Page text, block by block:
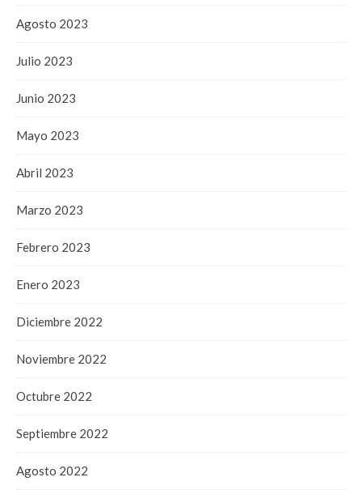
Agosto 2023
Julio 2023
Junio 2023
Mayo 2023
Abril 2023
Marzo 2023
Febrero 2023
Enero 2023
Diciembre 2022
Noviembre 2022
Octubre 2022
Septiembre 2022
Agosto 2022